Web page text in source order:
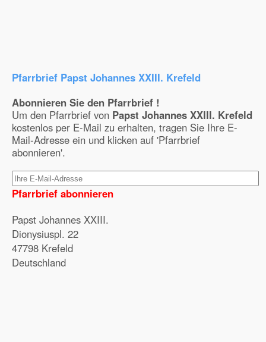
Pfarrbrief Papst Johannes XXIII. Krefeld
Abonnieren Sie den Pfarrbrief !
Um den Pfarrbrief von Papst Johannes XXIII. Krefeld
kostenlos per E-Mail zu erhalten, tragen Sie Ihre E-
Mail-Adresse ein und klicken auf 'Pfarrbrief
abonnieren'.
Pfarrbrief abonnieren
Papst Johannes XXIII.
Dionysiuspl. 22
47798 Krefeld
Deutschland